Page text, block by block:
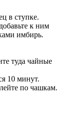
в ступке.
к ним
имбирь.
туда чайные
10 минут.
по чашкам.